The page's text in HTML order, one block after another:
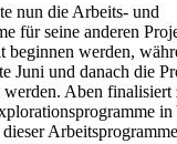
nun die Arbeits- und
für seine anderen
beginnen werden,
Juni und danach die
Aben finalisiert